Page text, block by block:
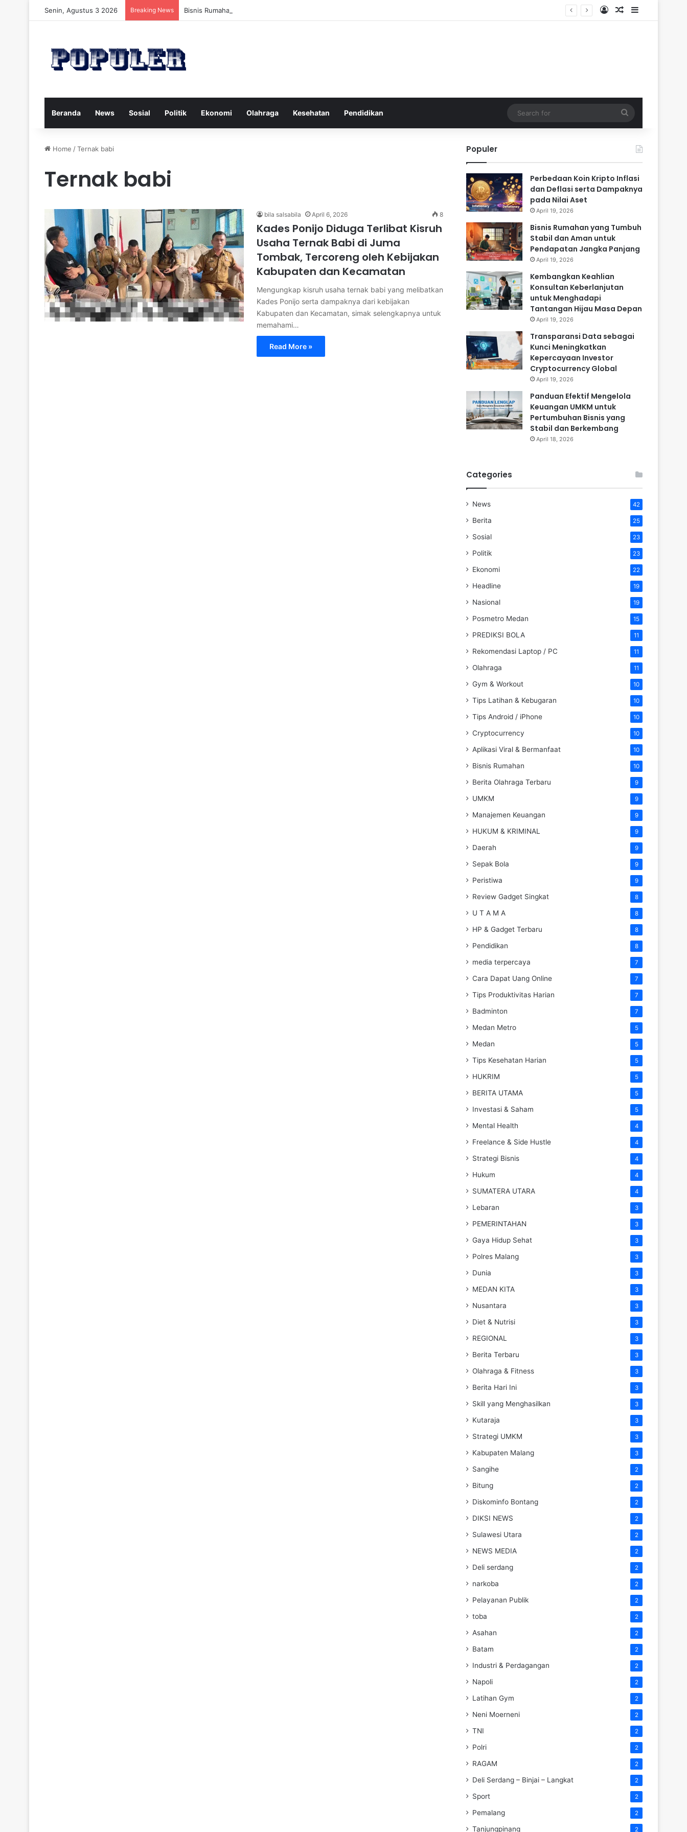
Senin, Agustus 3 2026 Breaking News Bisnis Rumahan yang Tumbuh Stabil dan Aman untuk Pendapatan Jangka Panjang Log InRandom Article
Sidebar
Beranda News Sosial Politik Ekonomi Olahraga Kesehatan Pendidikan
for
Home /Ternak babi
Ternak babi
bila salsabila April 6, 2026 8
Kades Ponijo Diduga Terlibat Kisruh
Usaha Ternak Babi di Juma
Tombak, Tercoreng oleh Kebijakan
Kabupaten dan Kecamatan
Mengungkap kisruh usaha ternak babi yang melibatkan
Kades Ponijo serta dampaknya dari kebijakan
Kabupaten dan Kecamatan, simak selengkapnya untuk
memahami…
Read More »
Populer
Perbedaan Koin Kripto Inflasi
dan Deflasi serta Dampaknya
pada Nilai Aset
April 19, 2026
Bisnis Rumahan yang Tumbuh
Stabil dan Aman untuk
Pendapatan Jangka Panjang
April 19, 2026
Kembangkan Keahlian
Konsultan Keberlanjutan
untuk Menghadapi
Tantangan Hijau Masa Depan
April 19, 2026
Transparansi Data sebagai
Kunci Meningkatkan
Kepercayaan Investor
Cryptocurrency Global
April 19, 2026
Panduan Efektif Mengelola
Keuangan UMKM untuk
Pertumbuhan Bisnis yang
Stabil dan Berkembang
April 18, 2026
Categories
News 42
Berita 25
Sosial 23
Politik 23
Ekonomi 22
Headline 19
Nasional 19
Posmetro Medan 15
PREDIKSI BOLA 11
Rekomendasi Laptop / PC 11
Olahraga 11
Gym & Workout 10
Tips Latihan & Kebugaran 10
Tips Android / iPhone 10
Cryptocurrency 10
Aplikasi Viral & Bermanfaat 10
Bisnis Rumahan 10
Berita Olahraga Terbaru 9
UMKM 9
Manajemen Keuangan 9
HUKUM & KRIMINAL 9
Daerah 9
Sepak Bola 9
Peristiwa 9
Review Gadget Singkat 8
U T A M A 8
HP & Gadget Terbaru 8
Pendidikan 8
media terpercaya 7
Cara Dapat Uang Online 7
Tips Produktivitas Harian 7
Badminton 7
Medan Metro 5
Medan 5
Tips Kesehatan Harian 5
HUKRIM 5
BERITA UTAMA 5
Investasi & Saham 5
Mental Health 4
Freelance & Side Hustle 4
Strategi Bisnis 4
Hukum 4
SUMATERA UTARA 4
Lebaran 3
PEMERINTAHAN 3
Gaya Hidup Sehat 3
Polres Malang 3
Dunia 3
MEDAN KITA 3
Nusantara 3
Diet & Nutrisi 3
REGIONAL 3
Berita Terbaru 3
Olahraga & Fitness 3
Berita Hari Ini 3
Skill yang Menghasilkan 3
Kutaraja 3
Strategi UMKM 3
Kabupaten Malang 3
Sangihe 2
Bitung 2
Diskominfo Bontang 2
DIKSI NEWS 2
Sulawesi Utara 2
NEWS MEDIA 2
Deli serdang 2
narkoba 2
Pelayanan Publik 2
toba 2
Asahan 2
Batam 2
Industri & Perdagangan 2
Napoli 2
Latihan Gym 2
Neni Moerneni 2
TNI 2
Polri 2
RAGAM 2
Deli Serdang – Binjai – Langkat 2
Sport 2
Pemalang 2
Tanjungpinang 2